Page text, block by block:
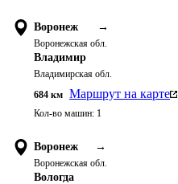
Воронеж →
Воронежская обл.
Владимир
Владимирская обл.
684 км Маршрут на карте
Кол-во машин: 1
Воронеж →
Воронежская обл.
Вологда